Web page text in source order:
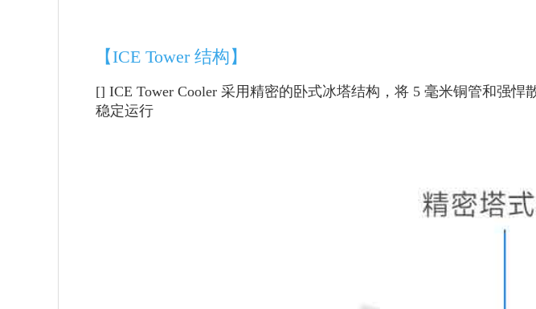
【ICE Tower 结构】
[] ICE Tower Cooler 采用精密的卧式冰塔结构，将 5 毫米铜管和强
稳定运行